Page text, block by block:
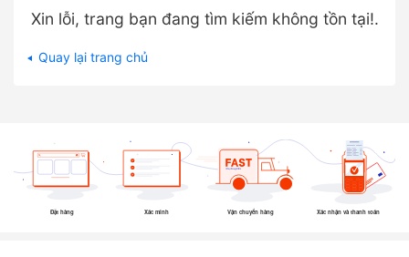
Xin lỗi, trang bạn đang tìm kiếm không tồn tại!.
Quay lại trang chủ
Đặt hàng Xác minh Vận chuyển hàng Xác nhận và thanh toán